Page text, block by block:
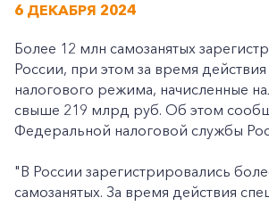
6 ДЕКАБРЯ 2024
Более 12 млн самозанятых
России, при этом за время
налогового режима, начисленные
свыше 219 млрд руб. Об этом
Федеральной налоговой службы
"В России зарегистрировались
самозанятых. За время действия